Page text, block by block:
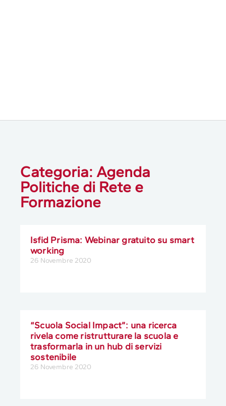
Categoria: Agenda
Politiche di Rete e
Formazione
Isfid Prisma: Webinar gratuito su smart
working
26 Novembre 2020
“Scuola Social Impact”: una ricerca
rivela come ristrutturare la scuola e
trasformarla in un hub di servizi
sostenibile
26 Novembre 2020